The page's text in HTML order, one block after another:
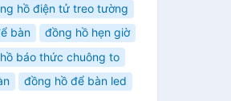
hồ điện tử treo tường
bàn
đồng hồ hẹn giờ
báo thức chuông to
đồng hồ để bàn led